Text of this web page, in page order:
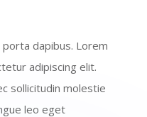
dapibus. Lorem
adipiscing elit.
sollicitudin molestie
leo eget